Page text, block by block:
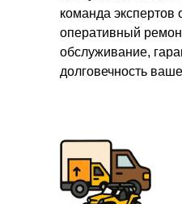
команда экспертов
оперативный
обслуживание,
долговечность